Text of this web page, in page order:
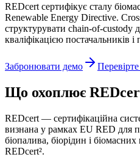
REDcert сертифікує сталу
Renewable Energy Directive.
структурувати chain-of-custody
кваліфікацією постачальників і
Забронювати демо
Що охоплює
REDcert — сертифікаційна
визнана у рамках EU RED для
біопалива, біорідин і
REDcert².